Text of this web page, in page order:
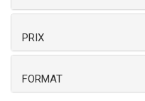
PRIX
FORMAT